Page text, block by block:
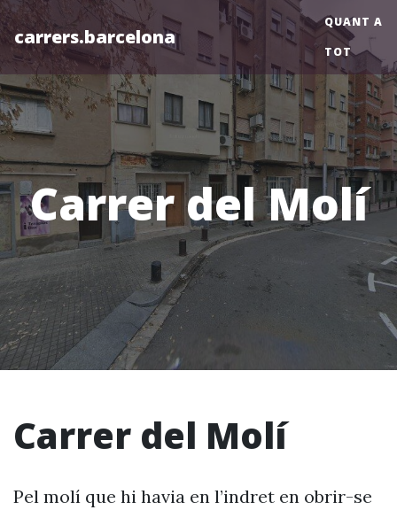
carrers.barcelona
QUANT A
TOT
Carrer del Molí
Carrer del Molí
Pel molí que hi havia en l’indret en obrir-se